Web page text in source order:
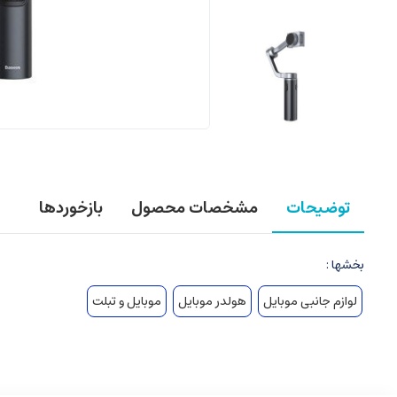
توضیحات مشخصات محصول بازخوردها
بخشها :
لوازم جانبی موبایل
هولدر موبایل موبایل و تبلت